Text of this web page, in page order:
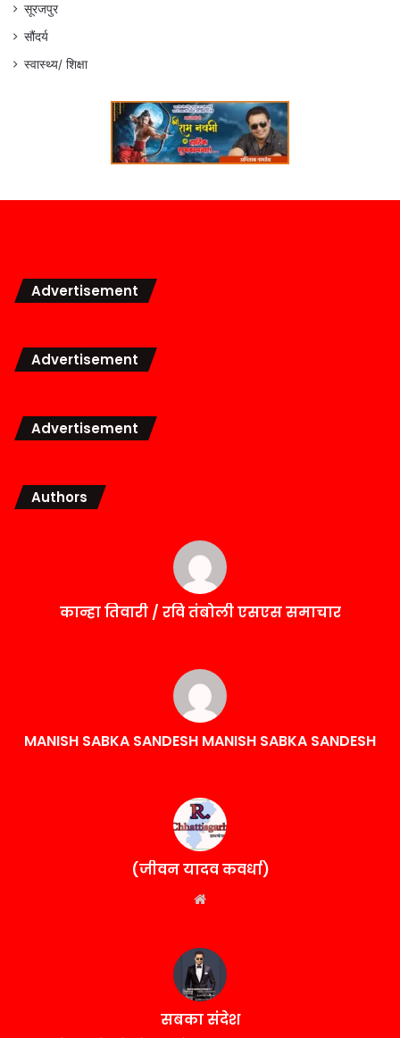
सूरजपुर
सौंदर्य
स्वास्थ्य/ शिक्षा
Advertisement
Advertisement
Advertisement
Authors
कान्हा तिवारी / रवि तंबोली एसएस समाचार
MANISH SABKA SANDESH MANISH SABKA SANDESH
(जीवन यादव कवर्धा)
सबका संदेश